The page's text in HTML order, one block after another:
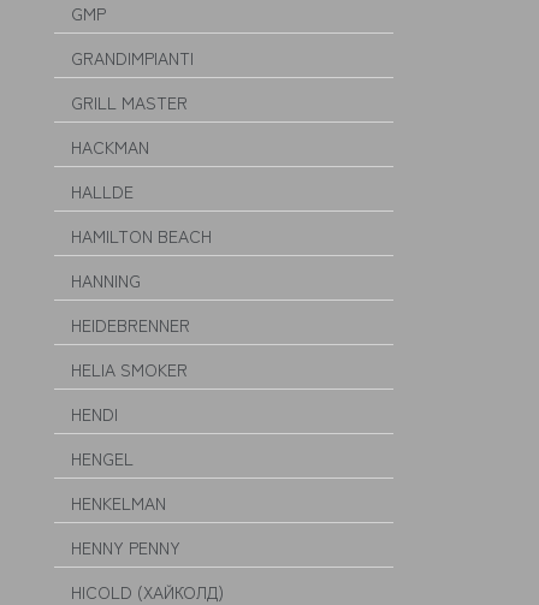
GMP
GRANDIMPIANTI
GRILL MASTER
HACKMAN
HALLDE
HAMILTON BEACH
HANNING
HEIDEBRENNER
HELIA SMOKER
HENDI
HENGEL
HENKELMAN
HENNY PENNY
HICOLD (ХАЙКОЛД)